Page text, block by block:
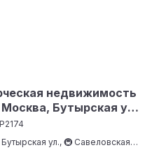
недвижимость
Бутырская ул.
ул., 🚇 Савеловская,